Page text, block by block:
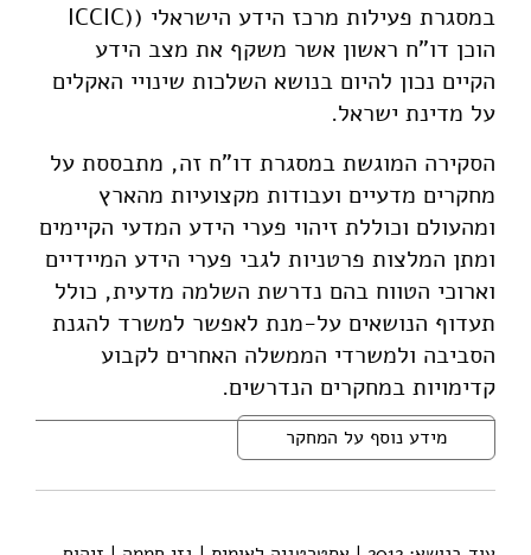
במסגרת פעילות מרכז הידע הישראלי ((ICCIC
הוכן דו"ח ראשון אשר משקף את מצב הידע
הקיים נכון להיום בנושא השלכות שינויי האקלים
על מדינת ישראל.
הסקירה המוגשת במסגרת דו"ח זה, מתבססת על
מחקרים מדעיים ועבודות מקצועיות מהארץ
ומהעולם וכוללת זיהוי פערי הידע המדעי הקיימים
ומתן המלצות פרטניות לגבי פערי הידע המיידיים
וארוכי הטווח בהם נדרשת השלמה מדעית, כולל
תעדוף הנושאים על-מנת לאפשר למשרד להגנת
הסביבה ולמשרדי הממשלה האחרים לקבוע
קדימויות במחקרים הנדרשים.
מידע נוסף על המחקר